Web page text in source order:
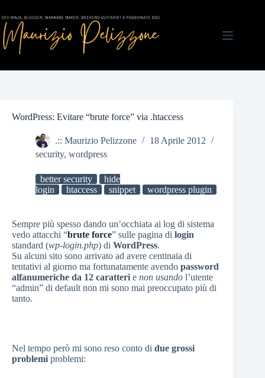
al
contenuto
WordPress: Evitare “brute force” via .htaccess
.:: Maurizio Pelizzone
18 Aprile 2012
security, wordpress
better security
hide
login
htaccess snippet wordpress plugin
Sempre più spesso dando un’occhiata ai log di sistema
vedo attacchi “brute force” sulle pagina di login
standard (wp-login.php) di WordPress.
Su alcuni sito sono arrivato ad avere centinaia di
tentativi al giorno ma fortunatamente avendo password
alfanumeriche da 12 caratteri e non usando l’utente
“admin” di default non mi sono mai preoccupato più di
tanto.
Nel tempo però mi sono reso conto di due grossi
problemi problemi: